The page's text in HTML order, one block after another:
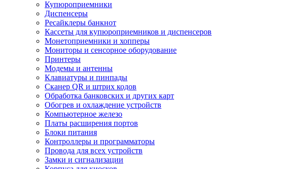
Купюроприемники
Диспенсеры
Ресайклеры банкнот
Кассеты для купюроприемников и диспенсеров
Монетоприемники и хопперы
Мониторы и сенсорное оборудование
Принтеры
Модемы и антенны
Клавиатуры и пинпады
Сканер QR и штрих кодов
Обработка банковских и других карт
Обогрев и охлаждение устройств
Компьютерное железо
Платы расширения портов
Блоки питания
Контроллеры и программаторы
Провода для всех устройств
Замки и сигнализации